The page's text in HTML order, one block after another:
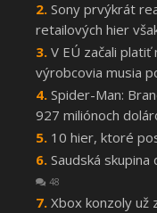
Sony prvýkrát
retailových hier
V EÚ začali
výrobcovia musia
Spider-Man:
927 miliónoch
10 hier, ktoré
Saudská
48
Xbox konzoly už